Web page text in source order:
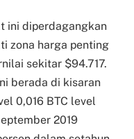
ini diperdagangkan
zona harga penting
sekitar $94.717.
berada di kisaran
0,016 BTC level
2019